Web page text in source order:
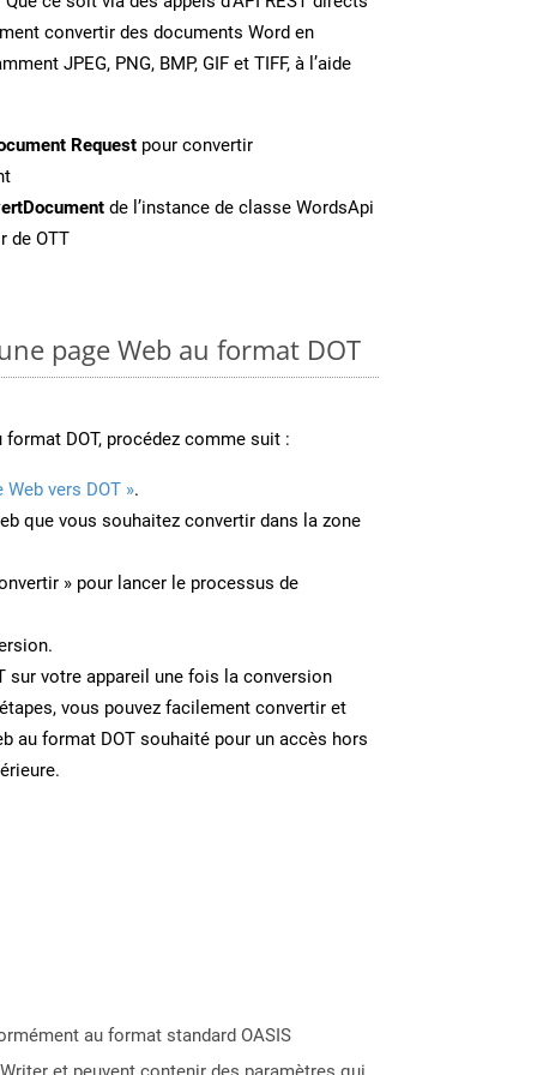
convertir des documents Word en
JPEG, PNG, BMP, GIF et TIFF, à l’aide
Request pour convertir
de l’instance de classe WordsApi
de OTT
page Web au format DOT
DOT, procédez comme suit :
Web vers DOT ».
que vous souhaitez convertir dans la zone
» pour lancer le processus de
sur votre appareil une fois la conversion
vous pouvez facilement convertir et
au format DOT souhaité pour un accès hors
au format standard OASIS